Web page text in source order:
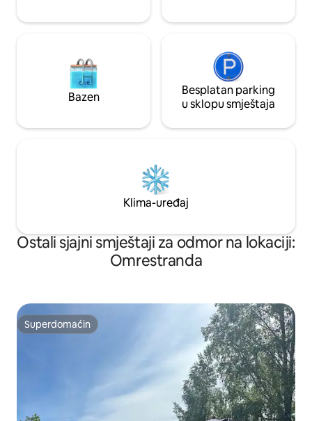
Bazen
Besplatan parking
u sklopu smještaja
Klima-uređaj
Ostali sjajni smještaji za odmor na lokaciji:
Omrestranda
Superdomaćin
Superdomaćin